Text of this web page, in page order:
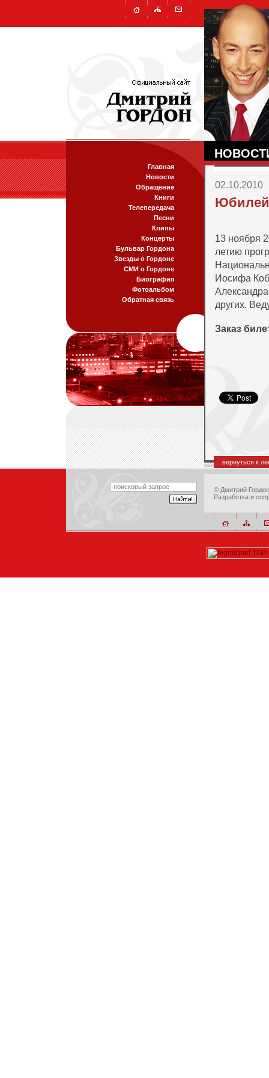
Главная
Новости
Обращение
Книги
Телепередача
Песни
Клипы
Концерты
Бульвар Гордона
Звезды о Гордоне
СМИ о Гордоне
Биография
Фотоальбом
Обратная связь
02.10.2010
13 ноября
летию
Иосифа
других.
Заказ
вернуться к
© Дмитрий Гордон
Разработка и